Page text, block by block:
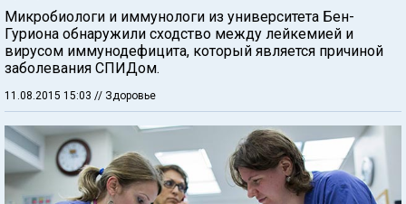
Микробиологи и иммунологи из университета Бен-
Гуриона обнаружили сходство между лейкемией и
вирусом иммунодефицита, который является причиной
заболевания СПИДом.
11.08.2015 15:03 // Здоровье